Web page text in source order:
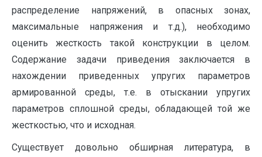
распределение напряжений, в опасных зонах,
максимальные напряжения и т.д.), необходимо
оценить жесткость такой конструкции в целом.
Содержание задачи приведения заключается в
нахождении приведенных упругих параметров
армированной среды, т.е. в отыскании упругих
параметров сплошной среды, обладающей той же
жесткостью, что и исходная.
Существует довольно обширная литература, в